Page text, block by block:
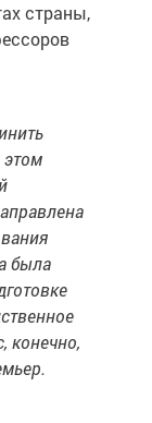
страны,
этом
была
конечно,